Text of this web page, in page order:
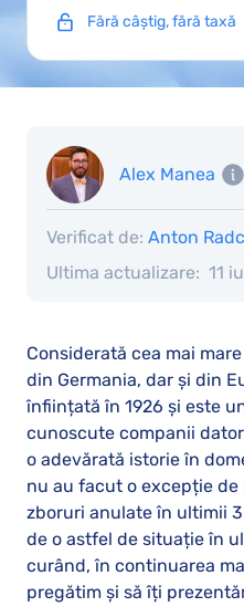
Fără câștig, fără taxă
Alex Manea
Ultima actualizare: 11
Verificat de: Anton
Considerată cea mai
din Germania, dar și din
înființată în 1926 și este
cunoscute companii
o adevărată istorie în
nu au facut o excepție
zboruri anulate în ultimii
de o astfel de situație în
curând, în continuarea
pregătim și să îți